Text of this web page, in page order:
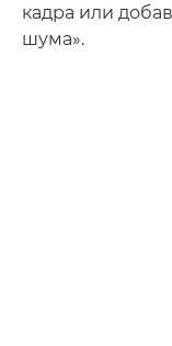
кадра или
шума».